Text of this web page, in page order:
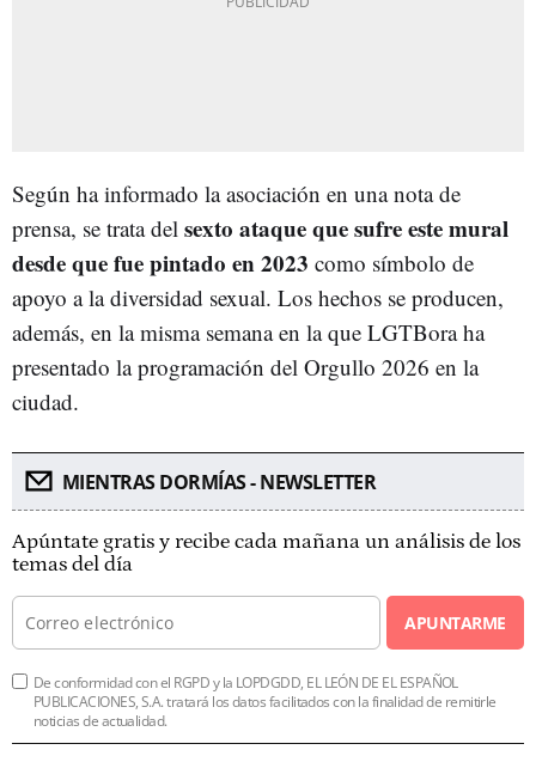
Según ha informado la asociación en una nota de
prensa, se trata del sexto ataque que sufre este mural
desde que fue pintado en 2023 como símbolo de
apoyo a la diversidad sexual. Los hechos se producen,
además, en la misma semana en la que LGTBora ha
presentado la programación del Orgullo 2026 en la
ciudad.
MIENTRAS DORMÍAS - NEWSLETTER
Apúntate gratis y recibe cada mañana un análisis de los
temas del día
APUNTARME
De conformidad con el RGPD y la LOPDGDD, EL LEÓN DE EL ESPAÑOL
PUBLICACIONES, S.A. tratará los datos facilitados con la finalidad de remitirle
noticias de actualidad.